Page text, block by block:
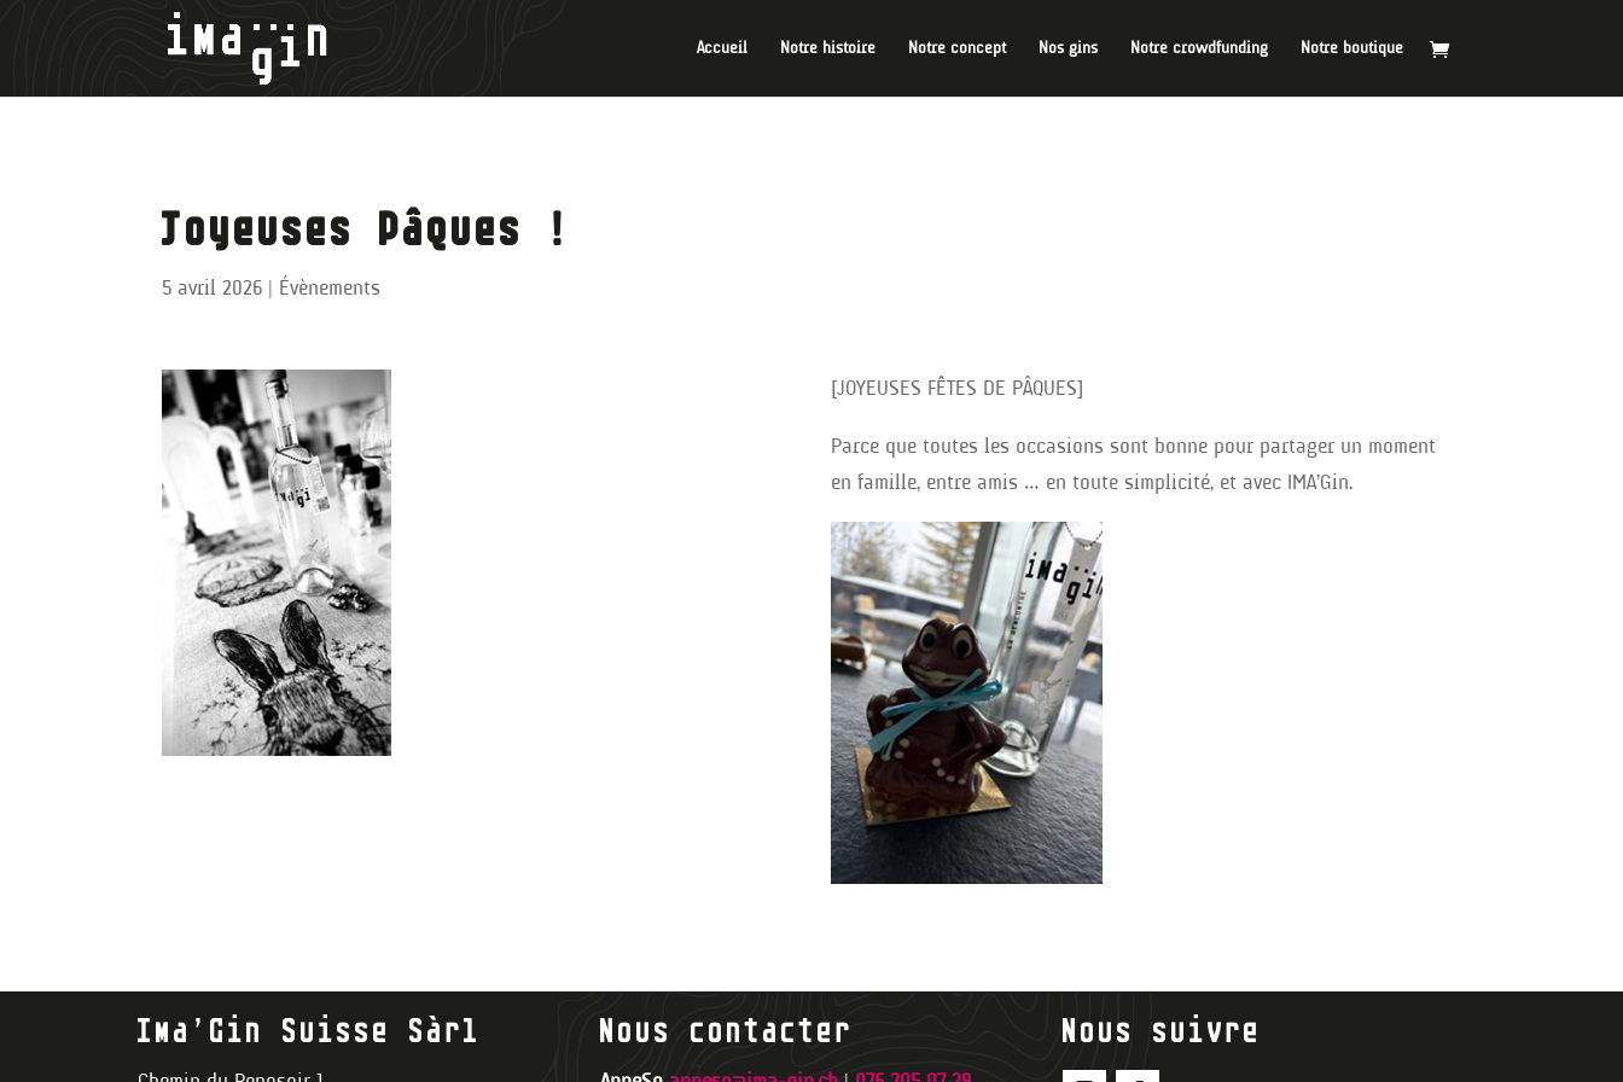
Accueil Notre histoire Notre concept Nos gins Notre crowdfunding Notre boutique
Joyeuses Pâques !
5 avril 2026 | Évènements
[JOYEUSES FÊTES DE PÂQUES]
Parce que toutes les occasions sont bonne pour partager un moment
en famille, entre amis … en toute simplicité, et avec IMA’Gin.
Ima’Gin Suisse Sàrl Nous contacter Nous suivre